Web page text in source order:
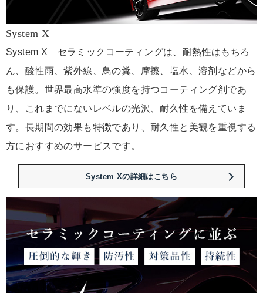
System X
System X セラミックコーティングは、耐熱性はもちろ
ん、酸性雨、紫外線、鳥の糞、摩擦、塩水、溶剤などから
も保護。世界最高水準の強度を持つコーティング剤であ
り、これまでにないレベルの光沢、耐久性を備えていま
す。長期間の効果も特徴であり、耐久性と美観を重視する
方におすすめのサービスです。
System Xの詳細はこちら